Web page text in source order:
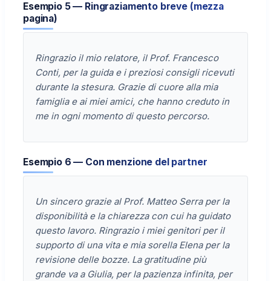
Esempio 5 — Ringraziamento breve (mezza
pagina)
Ringrazio il mio relatore, il Prof. Francesco
Conti, per la guida e i preziosi consigli ricevuti
durante la stesura. Grazie di cuore alla mia
famiglia e ai miei amici, che hanno creduto in
me in ogni momento di questo percorso.
Esempio 6 — Con menzione del partner
Un sincero grazie al Prof. Matteo Serra per la
disponibilità e la chiarezza con cui ha guidato
questo lavoro. Ringrazio i miei genitori per il
supporto di una vita e mia sorella Elena per la
revisione delle bozze. La gratitudine più
grande va a Giulia, per la pazienza infinita, per